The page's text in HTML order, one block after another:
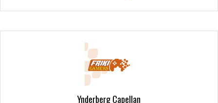
Ynderberg Capellan